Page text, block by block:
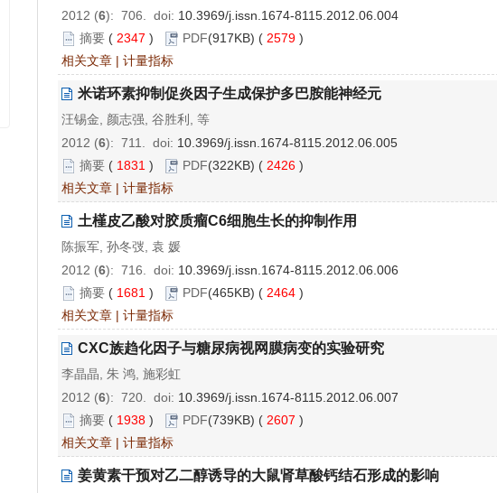
2012 (6): 706. doi: 10.3969/j.issn.1674-8115.2012.06.004
摘要 ( 2347 ) PDF(917KB) ( 2579 )
相关文章 | 计量指标
米诺环素抑制促炎因子生成保护多巴胺能神经元
汪锡金, 颜志强, 谷胜利, 等
2012 (6): 711. doi: 10.3969/j.issn.1674-8115.2012.06.005
摘要 ( 1831 ) PDF(322KB) ( 2426 )
相关文章 | 计量指标
土槿皮乙酸对胶质瘤C6细胞生长的抑制作用
陈振军, 孙冬弢, 袁 媛
2012 (6): 716. doi: 10.3969/j.issn.1674-8115.2012.06.006
摘要 ( 1681 ) PDF(465KB) ( 2464 )
相关文章 | 计量指标
CXC族趋化因子与糖尿病视网膜病变的实验研究
李晶晶, 朱 鸿, 施彩虹
2012 (6): 720. doi: 10.3969/j.issn.1674-8115.2012.06.007
摘要 ( 1938 ) PDF(739KB) ( 2607 )
相关文章 | 计量指标
姜黄素干预对乙二醇诱导的大鼠肾草酸钙结石形成的影响